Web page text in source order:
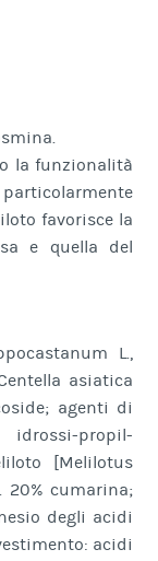
la funzionalità
favorisce la
e quella del
L.,
asiatica
agenti di
propil-
[Melilotus
20% cumarina;
degli acidi
acidi